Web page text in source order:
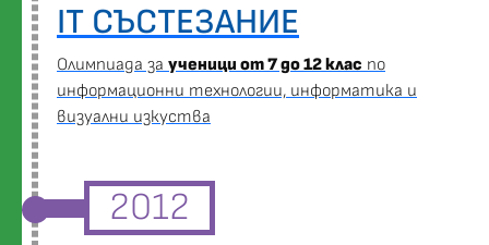
IT СЪСТЕЗАНИЕ
Oлимпиада за ученици от 7 до 12 клас по
информационни технологии, информатика и
визуални изкуства
2012